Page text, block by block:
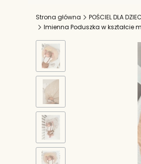
Strona główna POŚCIEL DLA
Imienna Poduszka w kształcie